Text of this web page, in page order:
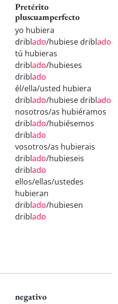
Pretérito
pluscuamperfecto
yo hubiera
driblado/hubiese driblado
tú hubieras
driblado/hubieses
driblado
él/ella/usted hubiera
driblado/hubiese driblado
nosotros/as hubiéramos
driblado/hubiésemos
driblado
vosotros/as hubierais
driblado/hubieseis
driblado
ellos/ellas/ustedes
hubieran
driblado/hubiesen
driblado
negativo